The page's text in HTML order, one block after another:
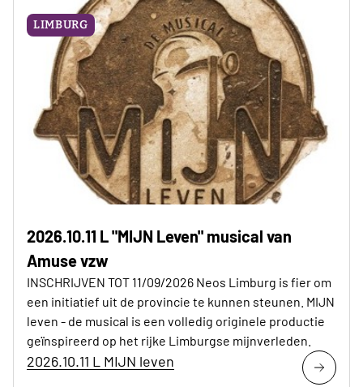
LIMBURG
2026.10.11 L "MIJN Leven" musical van
Amuse vzw
INSCHRIJVEN TOT 11/09/2026 Neos Limburg is fier om
een initiatief uit de provincie te kunnen steunen. MIJN
leven - de musical is een volledig originele productie
geïnspireerd op het rijke Limburgse mijnverleden.
2026.10.11 L MIJN leven